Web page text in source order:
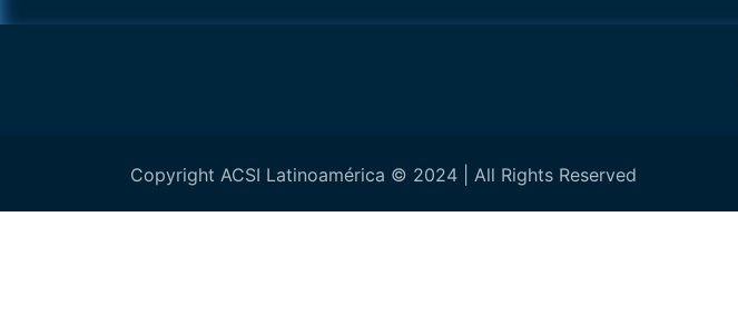
Copyright ACSI Latinoamérica © 2024 | All Rights Reserved